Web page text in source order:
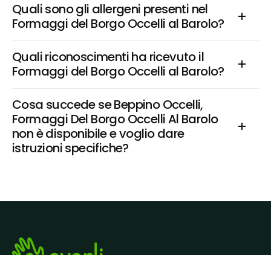
Quali sono gli allergeni presenti nel
Formaggi del Borgo Occelli al Barolo?
Quali riconoscimenti ha ricevuto il
Formaggi del Borgo Occelli al Barolo?
Cosa succede se Beppino Occelli,
Formaggi Del Borgo Occelli Al Barolo
non è disponibile e voglio dare
istruzioni specifiche?